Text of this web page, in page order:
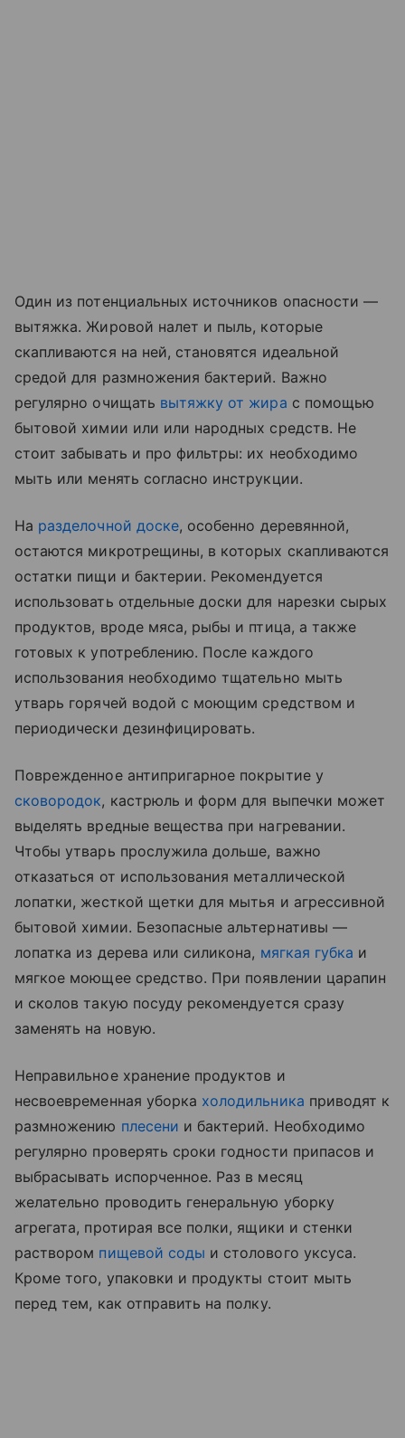
Один из потенциальных источников опасности —
вытяжка. Жировой налет и пыль, которые
скапливаются на ней, становятся идеальной
средой для размножения бактерий. Важно
регулярно очищать вытяжку от жира с помощью
бытовой химии или или народных средств. Не
стоит забывать и про фильтры: их необходимо
мыть или менять согласно инструкции.
На разделочной доске, особенно деревянной,
остаются микротрещины, в которых скапливаются
остатки пищи и бактерии. Рекомендуется
использовать отдельные доски для нарезки сырых
продуктов, вроде мяса, рыбы и птица, а также
готовых к употреблению. После каждого
использования необходимо тщательно мыть
утварь горячей водой с моющим средством и
периодически дезинфицировать.
Поврежденное антипригарное покрытие у
сковородок, кастрюль и форм для выпечки может
выделять вредные вещества при нагревании.
Чтобы утварь прослужила дольше, важно
отказаться от использования металлической
лопатки, жесткой щетки для мытья и агрессивной
бытовой химии. Безопасные альтернативы —
лопатка из дерева или силикона, мягкая губка и
мягкое моющее средство. При появлении царапин
и сколов такую посуду рекомендуется сразу
заменять на новую.
Неправильное хранение продуктов и
несвоевременная уборка холодильника приводят к
размножению плесени и бактерий. Необходимо
регулярно проверять сроки годности припасов и
выбрасывать испорченное. Раз в месяц
желательно проводить генеральную уборку
агрегата, протирая все полки, ящики и стенки
раствором пищевой соды и столового уксуса.
Кроме того, упаковки и продукты стоит мыть
перед тем, как отправить на полку.